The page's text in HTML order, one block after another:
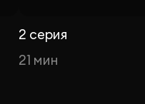
2 серия
21 мин